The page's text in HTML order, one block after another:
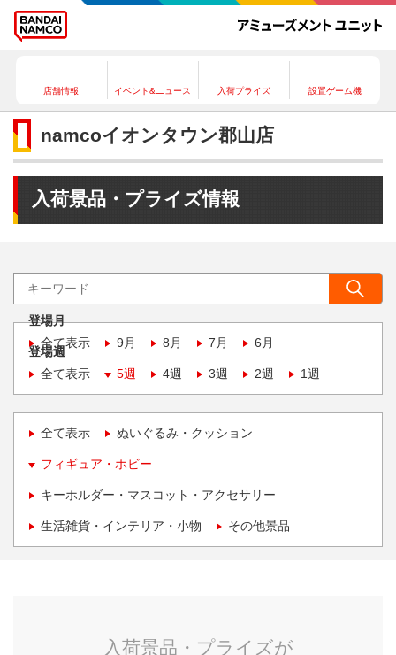
店舗情報 イベント&ニュース 入荷プライズ 設置ゲーム機
namcoイオンタウン郡山店
入荷景品・プライズ情報
登場月
全て表示
9月 8月 7月 6月
登場週
全て表示
5週 4週 3週 2週 1週
全て表示 ぬいぐるみ・クッション
フィギュア・ホビー
キーホルダー・マスコット・アクセサリー
生活雑貨・インテリア・小物 その他景品